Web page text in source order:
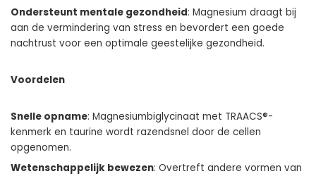
Ondersteunt mentale gezondheid: Magnesium draagt bij
aan de vermindering van stress en bevordert een goede
nachtrust voor een optimale geestelijke gezondheid.
Voordelen
Snelle opname: Magnesiumbiglycinaat met TRAACS®-
kenmerk en taurine wordt razendsnel door de cellen
opgenomen.
Wetenschappelijk bewezen: Overtreft andere vormen van